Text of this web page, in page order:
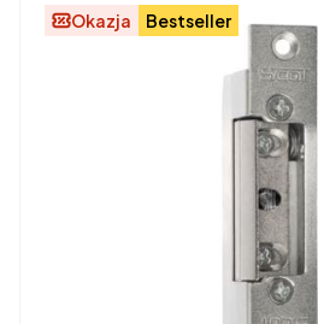
Okazja Bestseller